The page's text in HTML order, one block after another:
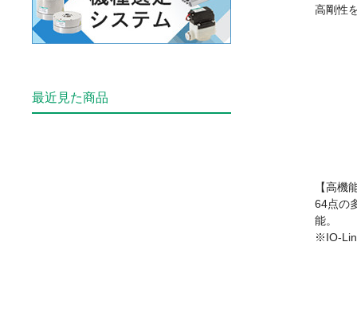
高剛性
【高機
64点の
能。
※IO-
最近見た商品